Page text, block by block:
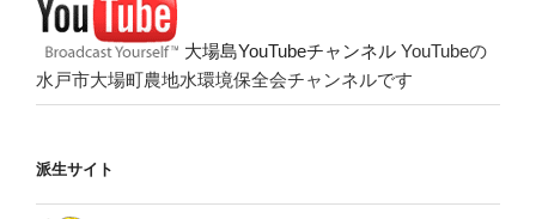
大場島YouTubeチャンネル YouTubeの
水戸市大場町農地水環境保全会チャンネルです
派生サイト